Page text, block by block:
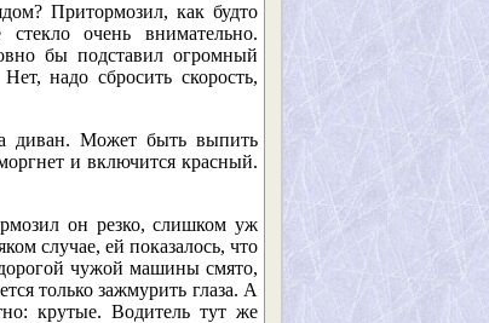
Притормозил, как будто
очень внимательно.
бы подставил огромный
надо сбросить скорость,
диван. Может быть выпить
и включится красный.
он резко, слишком уж
случае, ей показалось, что
чужой машины смято,
только зажмурить глаза. А
крутые. Водитель тут же